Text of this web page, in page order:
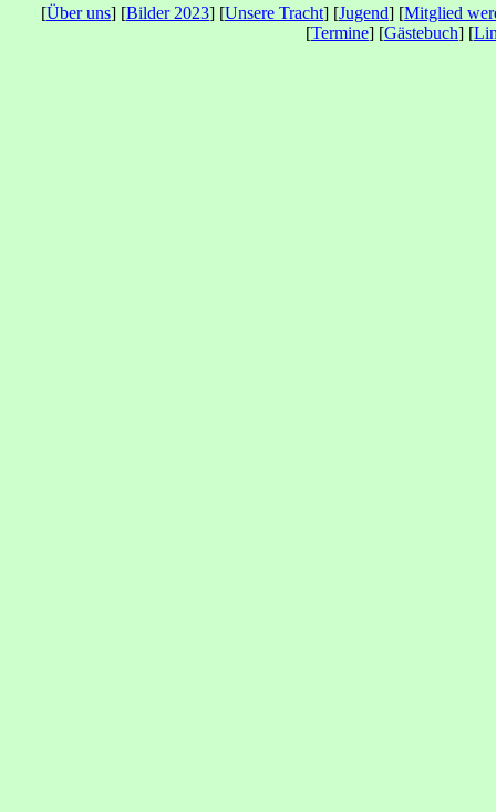
[Über uns] [Bilder 2023] [Unsere Tracht] [Jugend] [Mitglied
[Termine] [Gästebuch] [